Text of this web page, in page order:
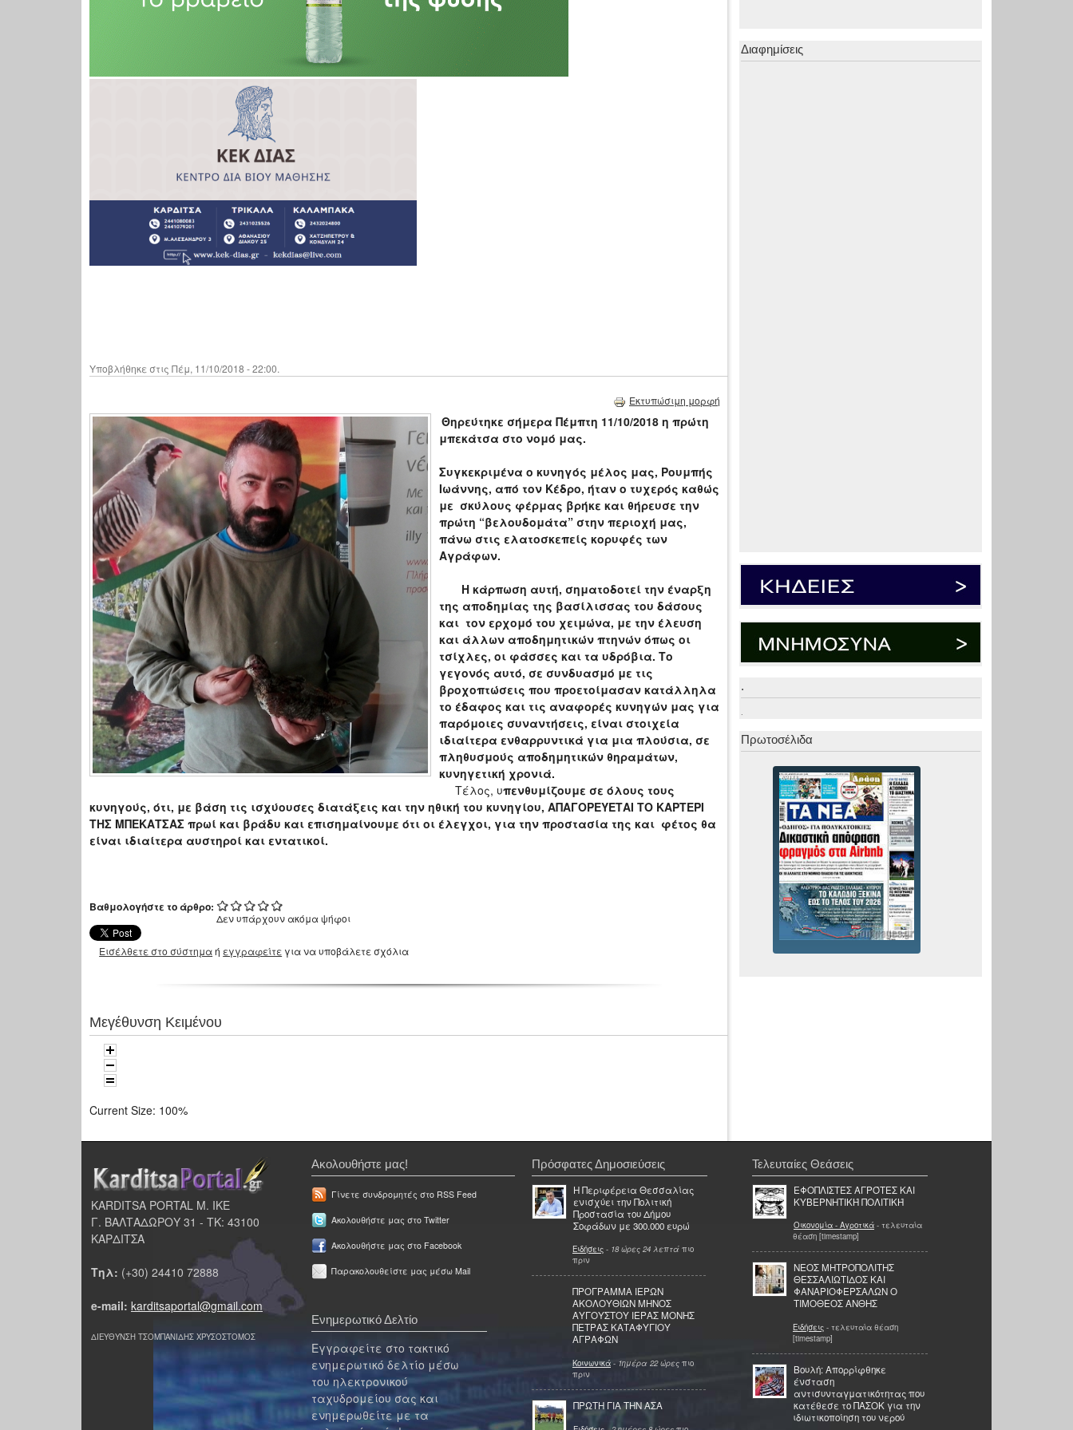
Υποβλήθηκε στις Πέμ, 11/10/2018 - 22:00.
Εκτυπώσιμη μορφή
Θηρεύτηκε σήμερα Πέμπτη 11/10/2018 η πρώτη
μπεκάτσα στο νομό μας.
Συγκεκριμένα ο κυνηγός μέλος μας, Ρουμπής
Ιωάννης, από τον Κέδρο, ήταν ο τυχερός καθώς
με σκύλους φέρμας βρήκε και θήρευσε την
πρώτη “βελουδομάτα” στην περιοχή μας,
πάνω στις ελατοσκεπείς κορυφές των
Αγράφων.
Η κάρπωση αυτή, σηματοδοτεί την έναρξη
της αποδημίας της βασίλισσας του δάσους
και τον ερχομό του χειμώνα, με την έλευση
και άλλων αποδημητικών πτηνών όπως οι
τσίχλες, οι φάσσες και τα υδρόβια. Το
γεγονός αυτό, σε συνδυασμό με τις
βροχοπτώσεις που προετοίμασαν κατάλληλα
το έδαφος και τις αναφορές κυνηγών μας για
παρόμοιες συναντήσεις, είναι στοιχεία
ιδιαίτερα ενθαρρυντικά για μια πλούσια, σε
πληθυσμούς αποδημητικών θηραμάτων,
κυνηγετική χρονιά.
Τέλος, υπενθυμίζουμε σε όλους τους
κυνηγούς, ότι, με βάση τις ισχύουσες διατάξεις και την ηθική του κυνηγίου, ΑΠΑΓΟΡΕΥΕΤΑΙ ΤΟ ΚΑΡΤΕΡΙ
ΤΗΣ ΜΠΕΚΑΤΣΑΣ πρωί και βράδυ και επισημαίνουμε ότι οι έλεγχοι, για την προστασία της και φέτος θα
είναι ιδιαίτερα αυστηροί και εντατικοί.
Βαθμολογήστε το άρθρο:
Δεν υπάρχουν ακόμα ψήφοι
Εισέλθετε στο σύστημαή εγγραφείτε για να υποβάλετε σχόλια
Μεγέθυνση Κειμένου
Current Size: 100%
Διαφημίσεις
.
.
Πρωτοσέλιδα
KARDITSA PORTAL Μ. ΙΚΕ
Γ. ΒΑΛΤΑΔΩΡΟΥ 31 - ΤΚ: 43100
ΚΑΡΔΙΤΣΑ
Τηλ: (+30) 24410 72888
e-mail: karditsaportal@gmail.com
ΔΙΕΥΘΥΝΣΗ ΤΣΟΜΠΑΝΙΔΗΣ ΧΡΥΣΟΣΤΟΜΟΣ
Ακολουθήστε μας!
Γίνετε συνδρομητές στο RSS Feed
Ακολουθήστε μας στο Twitter
Ακολουθήστε μας στο Facebook
Παρακολουθείστε μας μέσω Mail
Ενημερωτικό Δελτίο
Εγγραφείτε στο τακτικό
ενημερωτικό δελτίο μέσω
του ηλεκτρονικού
ταχυδρομείου σας και
ενημερωθείτε με τα
Πρόσφατες Δημοσιεύσεις
Η Περιφέρεια Θεσσαλίας
ενισχύει την Πολιτική
Προστασία του Δήμου
Σοφάδων με 300.000 ευρώ
Ειδήσεις - 18 ώρες 24 λεπτά πιο
πριν
ΠΡΟΓΡΑΜΜΑ ΙΕΡΩΝ
ΑΚΟΛΟΥΘΙΩΝ ΜΗΝΟΣ
ΑΥΓΟΥΣΤΟΥ ΙΕΡΑΣ ΜΟΝΗΣ
ΠΕΤΡΑΣ ΚΑΤΑΦΥΓΙΟΥ
ΑΓΡΑΦΩΝ
Κοινωνικά - 1ημέρα 22 ώρες πιο
πριν
ΠΡΩΤΗ ΓΙΑ ΤΗΝ ΑΣΑ
Τελευταίες Θεάσεις
ΕΦΟΠΛΙΣΤΈΣ ΑΓΡΌΤΕΣ ΚΑΙ
ΚΥΒΕΡΝΗΤΙΚΉ ΠΟΛΙΤΙΚΉ
Οικονομία - Αγροτικά - τελευταία
θέαση [timestamp]
ΝΕΟΣ ΜΗΤΡΟΠΟΛΙΤΗΣ
ΘΕΣΣΑΛΙΩΤΙΔΟΣ ΚΑΙ
ΦΑΝΑΡΙΟΦΕΡΣΑΛΩΝ Ο
ΤΙΜΟΘΕΟΣ ΑΝΘΗΣ
Ειδήσεις - τελευταία θέαση
[timestamp]
Βουλή: Απορρίφθηκε
ένσταση
αντισυνταγματικότητας που
κατέθεσε το ΠΑΣΟΚ για την
ιδιωτικοποίηση του νερού